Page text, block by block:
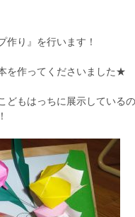
作り』を行います！
を作ってくださいました★
どもはっちに展示している